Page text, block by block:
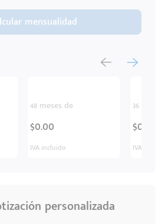
mensualidad
48 meses de
$0.00
IVA incluido
36
$0.00
IVA
personalizada